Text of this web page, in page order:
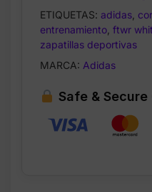
ETIQUETAS: adidas
entrenamiento ftwr
zapatillas deportivas
MARCA: Adidas
Safe &